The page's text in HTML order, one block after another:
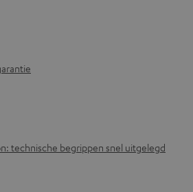
technische begrippen snel uitgelegd